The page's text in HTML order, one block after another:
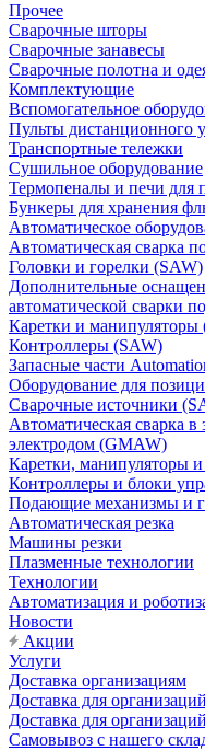
Прочее
Сварочные шторы
Сварочные занавесы
Сварочные полотна и
Комплектующие
Вспомогательное
Пульты дистанционного
Транспортные тележки
Сушильное оборудование
Термопеналы и печи для
Бункеры для хранения
Автоматическое
Автоматическая сварка
Головки и горелки (SAW)
Дополнительные
автоматической сварки
Каретки и манипуляторы
Контроллеры (SAW)
Запасные части
Оборудование для
Сварочные источники
Автоматическая сварка
электродом (GMAW)
Каретки, манипуляторы
Контроллеры и блоки
Подающие механизмы и
Автоматическая резка
Машины резки
Плазменные технологии
Технологии
Автоматизация и
Новости
Акции
Услуги
Доставка организациям
Доставка для
Доставка для
Самовывоз с нашего